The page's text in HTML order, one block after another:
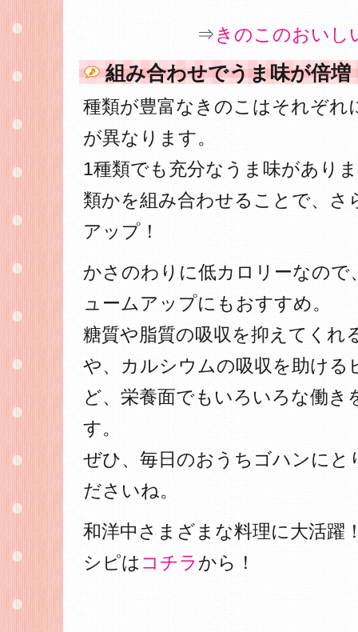
⇒きのこのおいし
組み合わせでうま味が倍増
種類が豊富なきのこはそれぞれ
が異なります。
1種類でも充分なうま味があり
類かを組み合わせることで、さ
アップ！
かさのわりに低カロリーなので
ュームアップにもおすすめ。
糖質や脂質の吸収を抑えてくれ
や、カルシウムの吸収を助ける
ど、栄養面でもいろいろな働き
す。
ぜひ、毎日のおうちゴハンにと
ださいね。
和洋中さまざまな料理に大活躍
シピは コチラから！